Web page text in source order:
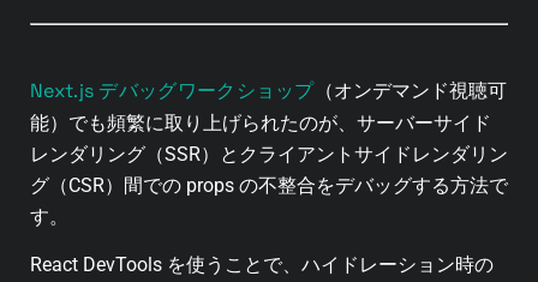
Next.js デバッグワークショップ（オンデマンド視聴可
能）でも頻繁に取り上げられたのが、サーバーサイド
レンダリング（SSR）とクライアントサイドレンダリン
グ（CSR）間での props の不整合をデバッグする方法で
す。
React DevTools を使うことで、ハイドレーション時の